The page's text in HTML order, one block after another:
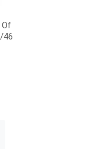
Of
46